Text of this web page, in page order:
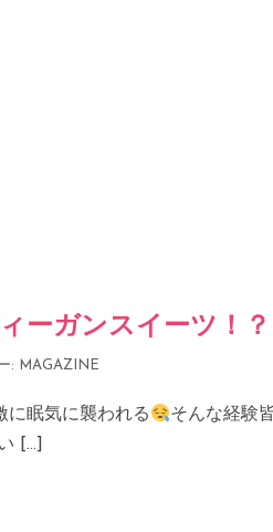
ーガンスイーツ！？
: MAGAZINE
に眠気に襲われる
そんな経験
[…]